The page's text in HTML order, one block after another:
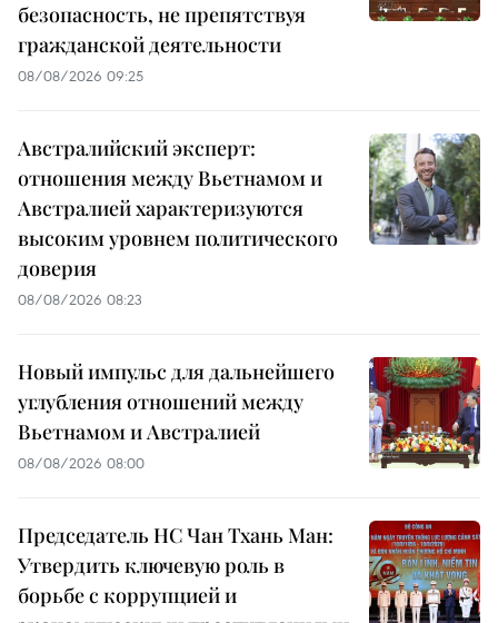
безопасность, не препятствуя
гражданской деятельности
08/08/2026 09:25
Австралийский эксперт:
отношения между Вьетнамом и
Австралией характеризуются
высоким уровнем политического
доверия
08/08/2026 08:23
Новый импульс для дальнейшего
углубления отношений между
Вьетнамом и Австралией
08/08/2026 08:00
Председатель НС Чан Тхань Ман:
Утвердить ключевую роль в
борьбе с коррупцией и